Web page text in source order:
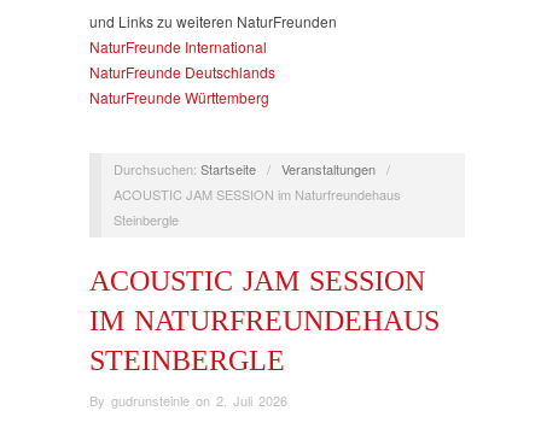
und Links zu weiteren NaturFreunden
NaturFreunde International
NaturFreunde Deutschlands
NaturFreunde Württemberg
Durchsuchen: Startseite / Veranstaltungen /
ACOUSTIC JAM SESSION im Naturfreundehaus
Steinbergle
ACOUSTIC JAM SESSION
IM NATURFREUNDEHAUS
STEINBERGLE
By gudrunsteinle on 2. Juli 2026